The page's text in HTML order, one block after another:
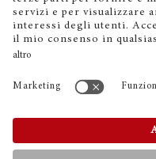
Termini e condizioni
Cookies